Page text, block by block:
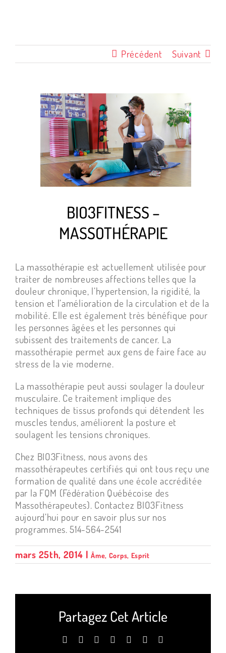
Précédent Suivant
Voir
l'image
agrandie
BIO3FITNESS –
MASSOTHÉRAPIE
La massothérapie est actuellement utilisée pour
traiter de nombreuses affections telles que la
douleur chronique, l’hypertension, la rigidité, la
tension et l’amélioration de la circulation et de la
mobilité. Elle est également très bénéfique pour
les personnes âgées et les personnes qui
subissent des traitements de cancer. La
massothérapie permet aux gens de faire face au
stress de la vie moderne.
La massothérapie peut aussi soulager la douleur
musculaire. Ce traitement implique des
techniques de tissus profonds qui détendent les
muscles tendus, améliorent la posture et
soulagent les tensions chroniques.
Chez BIO3Fitness, nous avons des
massothérapeutes certifiés qui ont tous reçu une
formation de qualité dans une école accréditée
par la FQM (Fédération Québécoise des
Massothérapeutes). Contactez BIO3Fitness
aujourd’hui pour en savoir plus sur nos
programmes. 514-564-2541
mars 25th, 2014 | Âme, Corps, Esprit
Partagez Cet Article
Facebook LinkedInWhatsAppTumblrPinterest